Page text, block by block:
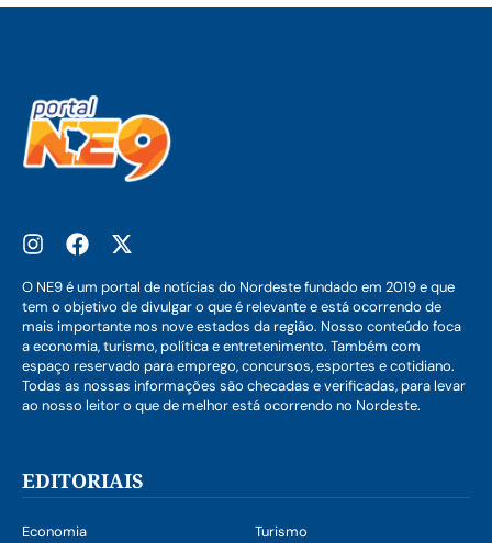
O NE9 é um portal de notícias do Nordeste fundado em 2019 e que
tem o objetivo de divulgar o que é relevante e está ocorrendo de
mais importante nos nove estados da região. Nosso conteúdo foca
a economia, turismo, política e entretenimento. Também com
espaço reservado para emprego, concursos, esportes e cotidiano.
Todas as nossas informações são checadas e verificadas, para levar
ao nosso leitor o que de melhor está ocorrendo no Nordeste.
EDITORIAIS
Economia Turismo